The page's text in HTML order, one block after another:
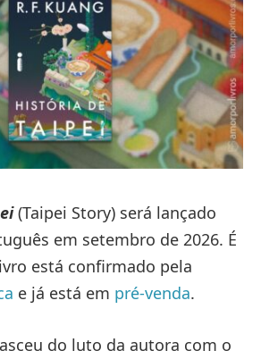
(Taipei Story) será lançado
em setembro de 2026. É
está confirmado pela
e já está em pré-venda.
do luto da autora com o